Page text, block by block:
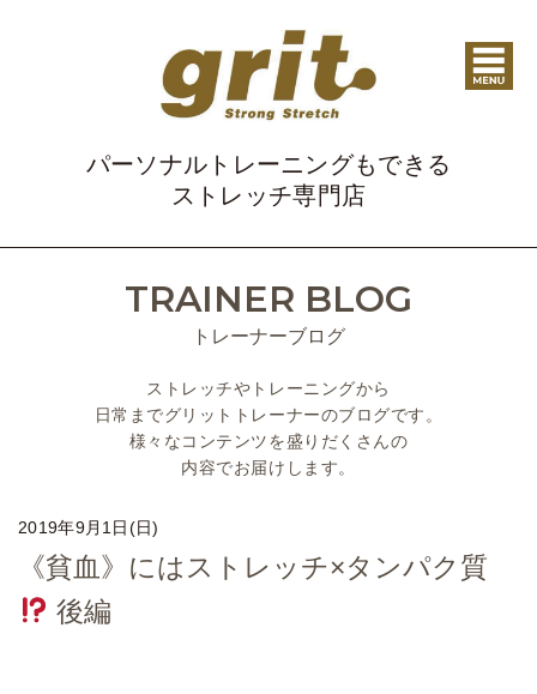
パーソナルトレーニングもできる
ストレッチ専門店
TRAINER BLOG
トレーナーブログ
ストレッチやトレーニングから
日常までグリットトレーナーのブログです。
様々なコンテンツを盛りだくさんの
内容でお届けします。
2019年9月1日(日)
《貧血》にはストレッチ×タンパク質
後編